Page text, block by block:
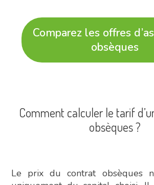
Comparez les offres
obsèques
Comment calculer le tarif
obsèques ?
Le prix du contrat obsèques